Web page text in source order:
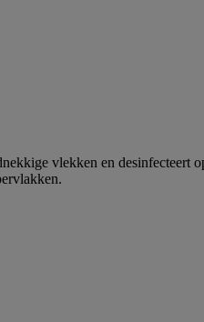
vlekken en desinfecteert